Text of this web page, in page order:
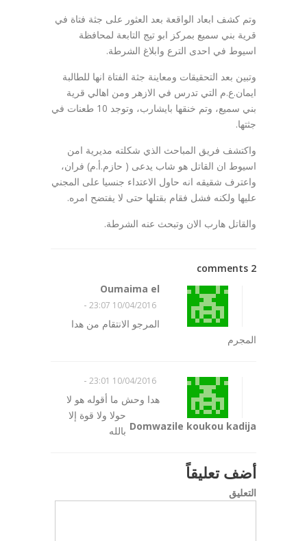
وتم كشف ابعاد الواقعة بعد العثور على جثة فتاة في
قرية بني سميع بمركز ابو تيج التابعة لمحافظة
اسيوط في احدى الترع وابلاغ الشرطة.
وتبين بعد التحقيقات ومعاينة جثة الفتاة انها للطالبة
ايمان.ع.م التي تدرس في الازهر ومن اهالي قرية
بني سميع، وتم خنقها بايشارب، وتوجد 10 طعنات في
جثتها.
واكتشف فريق المباحث الذي شكلته مديرية امن
اسيوط ان القاتل هو شاب يدعى ( حازم.أ.م) فران،
واعترف شقيقه انه حاول الاعتداء جنسيا على المجني
عليها ولكنه فشل فقام بقتلها حتى لا يفتضح امره.
والقاتل هارب الان وتبحث عنه الشرطة.
2 comments
Oumaima el
10/04/2016 23:07
-
المرجو الانتقام من هدا
المجرم
Domwazile koukou kadija
10/04/2016 23:01
-
هدا وحش ما أقوله هو لا
حولا ولا قوة إلا
بالله
أضف تعليقاً
التعليق